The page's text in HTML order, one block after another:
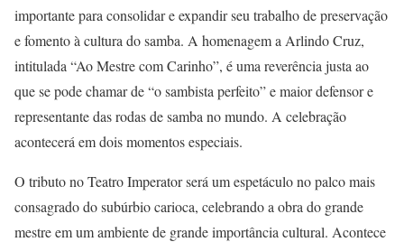
importante para consolidar e expandir seu trabalho de preservação
e fomento à cultura do samba. A homenagem a Arlindo Cruz,
intitulada “Ao Mestre com Carinho”, é uma reverência justa ao
que se pode chamar de “o sambista perfeito” e maior defensor e
representante das rodas de samba no mundo. A celebração
acontecerá em dois momentos especiais.
O tributo no Teatro Imperator será um espetáculo no palco mais
consagrado do subúrbio carioca, celebrando a obra do grande
mestre em um ambiente de grande importância cultural. Acontece